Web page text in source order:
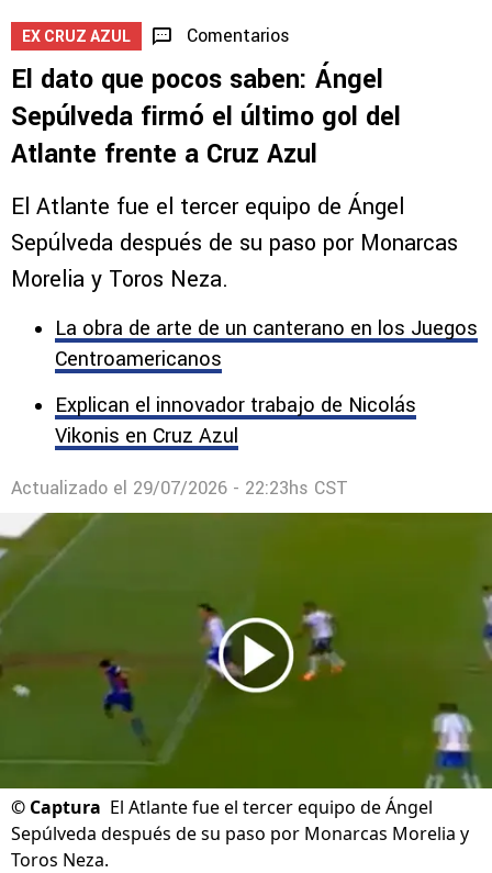
EX CRUZ AZUL Comentarios
El dato que pocos saben: Ángel
Sepúlveda firmó el último gol del
Atlante frente a Cruz Azul
El Atlante fue el tercer equipo de Ángel
Sepúlveda después de su paso por Monarcas
Morelia y Toros Neza.
La obra de arte de un canterano en los Juegos
Centroamericanos
Explican el innovador trabajo de Nicolás
Vikonis en Cruz Azul
Actualizado el 29/07/2026 - 22:23hs CST
© Captura El Atlante fue el tercer equipo de Ángel
Sepúlveda después de su paso por Monarcas Morelia y
Toros Neza.